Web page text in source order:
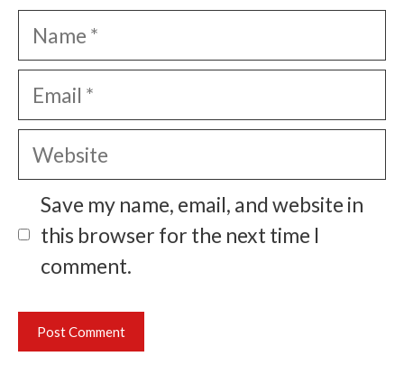
Name
Email
Website
Save my name, email, and website in
this browser for the next time I
comment.